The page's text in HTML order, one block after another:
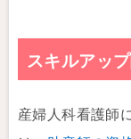
スキルアッ
産婦人科看護師